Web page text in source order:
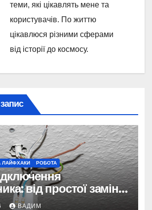
теми, які цікавлять мене та
користувачів. По життю
цікавлюся різними сферами
від історії до космосу.
ЛАЙФХАКИ РОБОТА
від простої заміни
систем керування
ВАДИМ